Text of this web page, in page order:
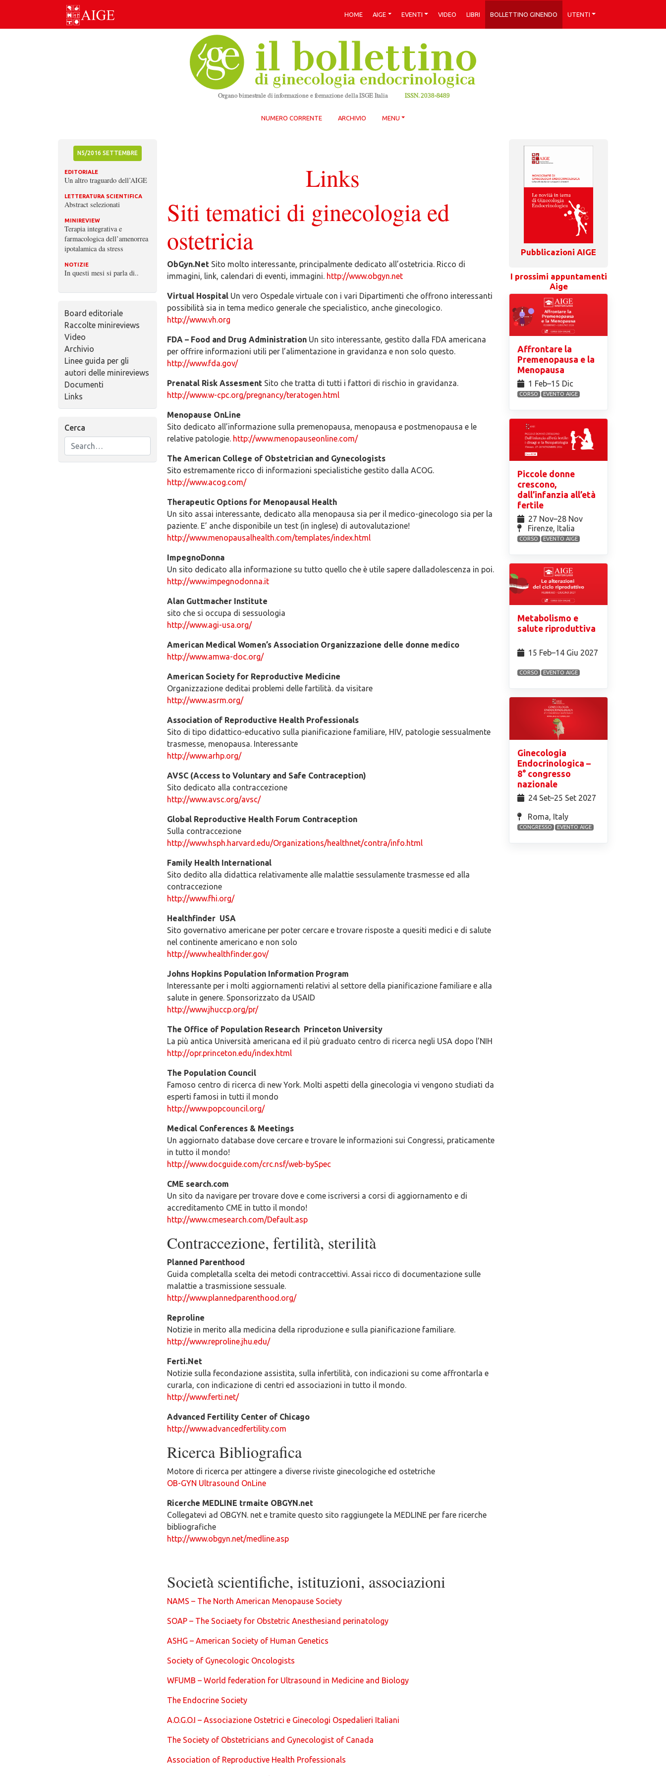
Skip
HOME AIGE EVENTI VIDEO LIBRI BOLLETTINO GINENDO UTENTI
NUMERO CORRENTE ARCHIVIO MENU
N5/2016 SETTEMBRE
EDITORIALE
Un altro traguardo dell’AIGE
LETTERATURA SCIENTIFICA
Abstract selezionati
MINIREVIEW
Terapia integrativa e
farmacologica dell’amenorrea
ipotalamica da stress
NOTIZIE
In questi mesi si parla di..
Board editoriale
Raccolte minireviews
Video
Archivio
Linee guida per gli
autori delle minireviews
Documenti
Links
Cerca
Links
Siti tematici di ginecologia ed
ostetricia
ObGyn.NetSito molto interessante, principalmente dedicato all’ostetricia. Ricco di
immagini, link, calendari di eventi, immagini. http://www.obgyn.net
Virtual HospitalUn vero Ospedale virtuale con i vari Dipartimenti che offrono interessanti
possibilità sia in tema medico generale che specialistico, anche ginecologico.
http://www.vh.org
FDA – Food and Drug AdministrationUn sito interessante, gestito dalla FDA americana
per offrire informazioni utili per l’alimentazione in gravidanza e non solo questo.
http://www.fda.gov/
Prenatal Risk AssesmentSito che tratta di tutti i fattori di rischio in gravidanza.
http://www.w-cpc.org/pregnancy/teratogen.html
Menopause OnLine
Sito dedicato all’informazione sulla premenopausa, menopausa e postmenopausa e le
relative patologie.http://www.menopauseonline.com/
The American College of Obstetrician and Gynecologists
Sito estremamente ricco di informazioni specialistiche gestito dalla ACOG.
http://www.acog.com/
Therapeutic Options for Menopausal Health
Un sito assai interessante, dedicato alla menopausa sia per il medico-ginecologo sia per la
paziente. E’ anche disponibile un test (in inglese) di autovalutazione!
http://www.menopausalhealth.com/templates/index.html
ImpegnoDonna
Un sito dedicato alla informazione su tutto quello che è utile sapere dalladolescenza in poi.
http://www.impegnodonna.it
Alan Guttmacher Institute
sito che si occupa di sessuologia
http://www.agi-usa.org/
American Medical Women’s Association Organizzazione delle donne medico
http://www.amwa-doc.org/
American Society for Reproductive Medicine
Organizzazione deditai problemi delle fartilità. da visitare
http://www.asrm.org/
Association of Reproductive Health Professionals
Sito di tipo didattico-educativo sulla pianificazione familiare, HIV, patologie sessualmente
trasmesse, menopausa. Interessante
http://www.arhp.org/
AVSC (Access to Voluntary and Safe Contraception)
Sito dedicato alla contraccezione
http://www.avsc.org/avsc/
Global Reproductive Health Forum Contraception
Sulla contraccezione
http://www.hsph.harvard.edu/Organizations/healthnet/contra/info.html
Family Health International
Sito dedito alla didattica relativamente alle malattie sessulamente trasmesse ed alla
contraccezione
http://www.fhi.org/
Healthfinder ­ USA
Sito governativo americane per poter cercare e trovare risposte a quesiti medici e di salute
nel continente americano e non solo
http://www.healthfinder.gov/
Johns Hopkins Population Information Program
Interessante per i molti aggiornamenti relativi al settore della pianificazione familiare e alla
salute in genere. Sponsorizzato da USAID
http://www.jhuccp.org/pr/
The Office of Population Research ­ Princeton University
La più antica Università americana ed il più graduato centro di ricerca negli USA dopo l’NIH
http://opr.princeton.edu/index.html
The Population Council
Famoso centro di ricerca di new York. Molti aspetti della ginecologia vi vengono studiati da
esperti famosi in tutti il mondo
http://www.popcouncil.org/
Medical Conferences & Meetings
Un aggiornato database dove cercare e trovare le informazioni sui Congressi, praticamente
in tutto il mondo!
http://www.docguide.com/crc.nsf/web-bySpec
CME search.com
Un sito da navigare per trovare dove e come iscriversi a corsi di aggiornamento e di
accreditamento CME in tutto il mondo!
http://www.cmesearch.com/Default.asp
Contraccezione, fertilità, sterilità
Planned Parenthood
Guida completalla scelta dei metodi contraccettivi. Assai ricco di documentazione sulle
malattie a trasmissione sessuale.
http://www.plannedparenthood.org/
Reproline
Notizie in merito alla medicina della riproduzione e sulla pianificazione familiare.
http://www.reproline.jhu.edu/
Ferti.Net
Notizie sulla fecondazione assistita, sulla infertilità, con indicazioni su come affrontarla e
curarla, con indicazione di centri ed associazioni in tutto il mondo.
http://www.ferti.net/
Advanced Fertility Center of Chicago
http://www.advancedfertility.com
Ricerca Bibliografica
Motore di ricerca per attingere a diverse riviste ginecologiche ed ostetriche
OB-GYN Ultrasound OnLine
Ricerche MEDLINE trmaite OBGYN.net
Collegatevi ad OBGYN. net e tramite questo sito raggiungete la MEDLINE per fare ricerche
bibliografiche
http://www.obgyn.net/medline.asp
Società scientifiche, istituzioni, associazioni
NAMS – The North American Menopause Society
SOAP – The Sociaety for Obstetric Anesthesiand perinatology
ASHG – American Society of Human Genetics
Society of Gynecologic Oncologists
WFUMB – World federation for Ultrasound in Medicine and Biology
The Endocrine Society
A.O.G.O.I – Associazione Ostetrici e Ginecologi Ospedalieri Italiani
The Society of Obstetricians and Gynecologist of Canada
Association of Reproductive Health Professionals
Pubblicazioni AIGE
I prossimi appuntamenti
Aige
Affrontare la
Premenopausa e la
Menopausa
1 Feb⁠–15 Dic
CORSO EVENTO AIGE
Piccole donne
crescono,
dall’infanzia all’età
fertile
27 Nov⁠–28 Nov
Firenze, Italia
CORSO EVENTO AIGE
Metabolismo e
salute riproduttiva
15 Feb⁠–14 Giu 2027
CORSO EVENTO AIGE
Ginecologia
Endocrinologica –
8° congresso
nazionale
24 Set⁠–25 Set 2027
Roma, Italy
CONGRESSO EVENTO AIGE